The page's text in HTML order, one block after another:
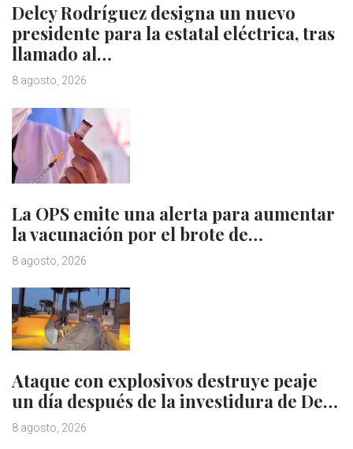
Delcy Rodríguez designa un nuevo
presidente para la estatal eléctrica, tras
llamado al…
8 agosto, 2026
La OPS emite una alerta para aumentar
la vacunación por el brote de…
8 agosto, 2026
Ataque con explosivos destruye peaje
un día después de la investidura de De…
8 agosto, 2026